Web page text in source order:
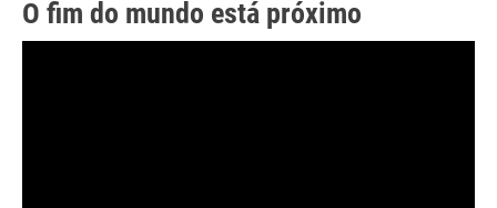
O fim do mundo está próximo